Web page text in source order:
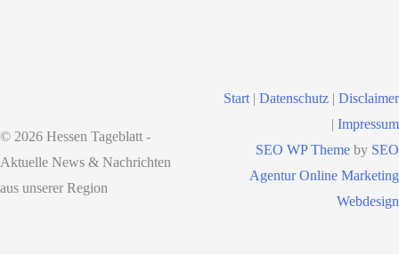
© 2026 Hessen Tageblatt -
Aktuelle News & Nachrichten
aus unserer Region
Start| Datenschutz | Disclaimer
| Impressum
SEO WP Theme by SEO
Agentur Online Marketing
Webdesign